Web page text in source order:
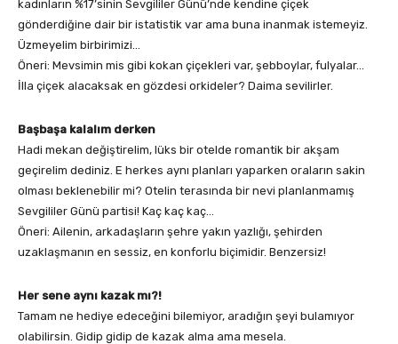
kadınların %17’sinin Sevgililer Günü’nde kendine çiçek
gönderdiğine dair bir istatistik var ama buna inanmak istemeyiz.
Üzmeyelim birbirimizi…
Öneri: Mevsimin mis gibi kokan çiçekleri var, şebboylar, fulyalar…
İlla çiçek alacaksak en gözdesi orkideler? Daima sevilirler.
Başbaşa kalalım derken
Hadi mekan değiştirelim, lüks bir otelde romantik bir akşam
geçirelim dediniz. E herkes aynı planları yaparken oraların sakin
olması beklenebilir mi? Otelin terasında bir nevi planlanmamış
Sevgililer Günü partisi! Kaç kaç kaç…
Öneri: Ailenin, arkadaşların şehre yakın yazlığı, şehirden
uzaklaşmanın en sessiz, en konforlu biçimidir. Benzersiz!
Her sene aynı kazak mı?!
Tamam ne hediye edeceğini bilemiyor, aradığın şeyi bulamıyor
olabilirsin. Gidip gidip de kazak alma ama mesela.